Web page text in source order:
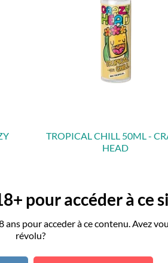
pour accéder à ce
ans pour acceder à ce contenu. Avez
révolu?
APERÇU RAPIDE
TROPICAL CHILL 50ML -
HEAD
Ajouter au panier